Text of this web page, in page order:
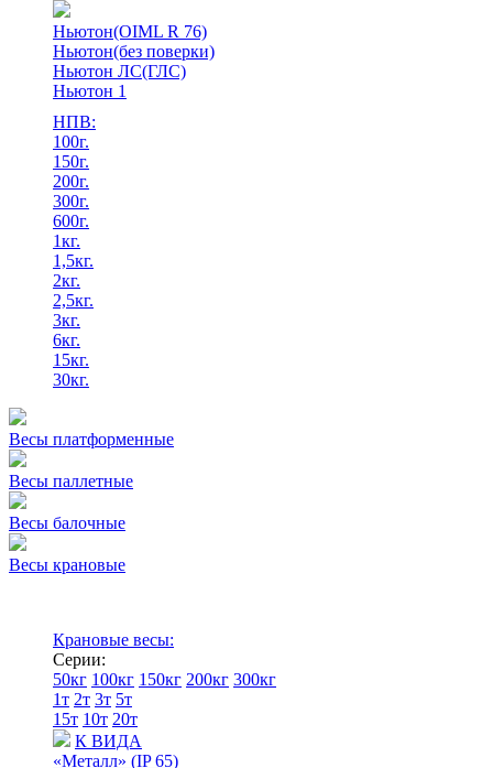
Ньютон(OIML R 76)
Ньютон(без поверки)
Ньютон ЛС(ГЛС)
Ньютон 1
НПВ:
100г.
150г.
200г.
300г.
600г.
1кг.
1,5кг.
2кг.
2,5кг.
3кг.
6кг.
15кг.
30кг.
Весы платформенные
Весы паллетные
Весы балочные
Весы крановые
Крановые весы:
Серии:
50кг 100кг 150кг 200кг 300кг
1т 2т 3т 5т
15т 10т 20т
К ВИДА
«Металл» (IP 65)